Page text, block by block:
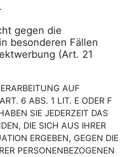
gegen die
besonderen Fällen
(Art. 21
AUF
6 ABS. 1 LIT. E ODER F
SIE JEDERZEIT DAS
DIE SICH AUS IHRER
ERGEBEN, GEGEN DIE
PERSONENBEZOGENEN